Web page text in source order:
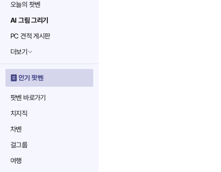
오늘의 팟벤
AI 그림 그리기
PC 견적 게시판
더보기
인기 팟벤
팟벤 바로가기
치지직
차벤
걸그룹
여행